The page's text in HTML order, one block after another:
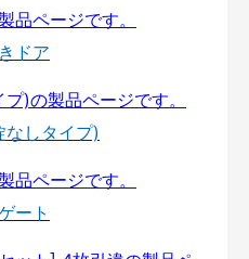
ドア
しタイプ)
ート